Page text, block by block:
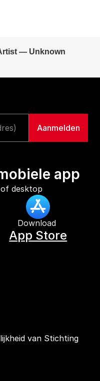
— Unknown
app
desktop
Download
App Store
van Stichting